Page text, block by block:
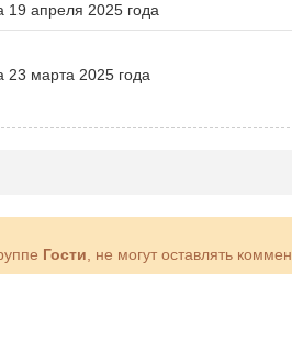
19 апреля 2025 года
23 марта 2025 года
Гости , не могут оставлять